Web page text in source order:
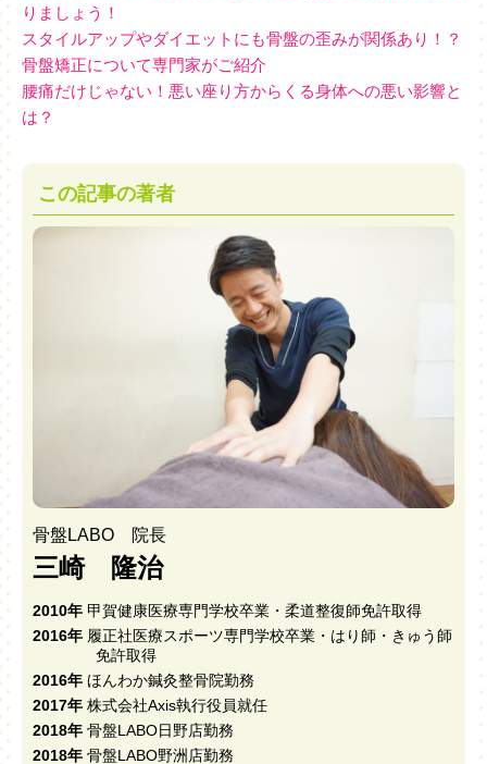
りましょう！
スタイルアップやダイエットにも骨盤の歪みが関係あり！？
骨盤矯正について専門家がご紹介
腰痛だけじゃない！悪い座り方からくる身体への悪い影響と
は？
この記事の著者
骨盤LABO 院長
三崎 隆治
2010年 甲賀健康医療専門学校卒業・柔道整復師免許取得
2016年 履正社医療スポーツ専門学校卒業・はり師・きゅう師
免許取得
2016年 ほんわか鍼灸整骨院勤務
2017年 株式会社Axis執行役員就任
2018年 骨盤LABO日野店勤務
2018年 骨盤LABO野洲店勤務